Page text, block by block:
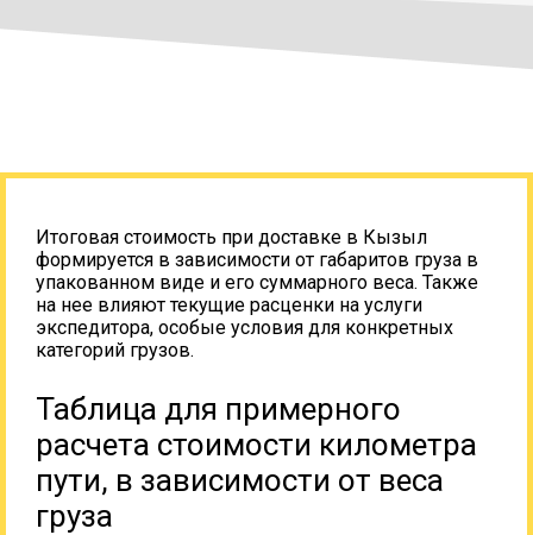
Итоговая стоимость при доставке в Кызыл
формируется в зависимости от габаритов груза в
упакованном виде и его суммарного веса. Также
на нее влияют текущие расценки на услуги
экспедитора, особые условия для конкретных
категорий грузов.
Таблица для примерного
расчета стоимости километра
пути, в зависимости от веса
груза